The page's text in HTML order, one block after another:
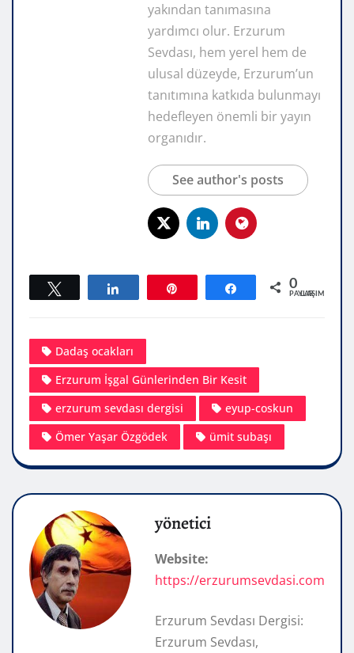
yakından tanımasına
yardımcı olur. Erzurum
Sevdası, hem yerel hem de
ulusal düzeyde, Erzurum’un
tanıtımına katkıda bulunmayı
hedefleyen önemli bir yayın
organıdır.
See author's posts
Tweetle Paylaş 0
PAYLAŞIMLAR
Dadaş ocakları
Erzurum İşgal Günlerinden Bir Kesit
erzurum sevdası dergisi
eyup-coskun
Ömer Yaşar Özgödek
ümit subaşı
yönetici
Website:
https://erzurumsevdasi.com
Erzurum Sevdası Dergisi:
Erzurum Sevdası,